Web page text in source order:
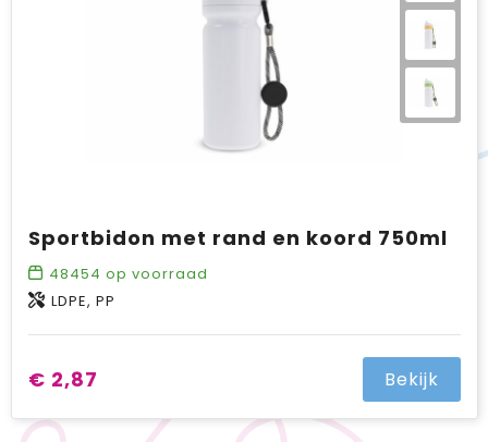
Sportbidon met rand en koord 750ml
48454 op voorraad
LDPE, PP
€ 2,87 Bekijk